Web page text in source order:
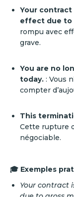
Your
effect due to
rompu avec
grave.
You are no
today. : Vous
compter
This
Cette rupture
négociable.
🎓 Exemples
Your contract